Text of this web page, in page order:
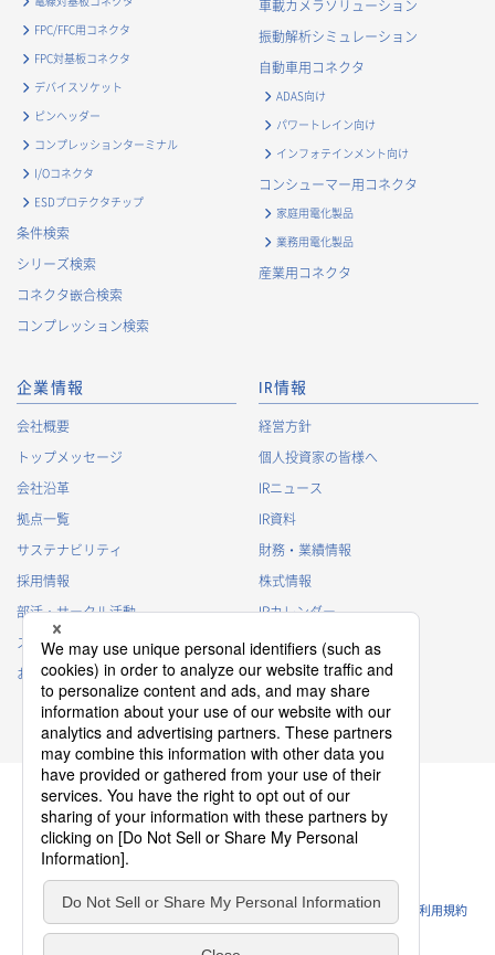
FPC/FFC用コネクタ
FPC対基板コネクタ
デバイスソケット
ピンヘッダー
コンプレッションターミナル
I/Oコネクタ
ESDプロテクタチップ
条件検索
シリーズ検索
コネクタ嵌合検索
コンプレッション検索
車載カメラソリューション
振動解析シミュレーション
自動車用コネクタ
ADAS向け
パワートレイン向け
インフォテインメント向け
コンシューマー用コネクタ
家庭用電化製品
業務用電化製品
産業用コネクタ
企業情報
会社概要
トップメッセージ
会社沿革
拠点一覧
サステナビリティ
採用情報
部活・サークル活動
スポンサー活動
お問い合わせ
IR情報
経営方針
個人投資家の皆様へ
IRニュース
IR資料
財務・業績情報
株式情報
IRカレンダー
IRに関するよくあるご質問
IRポリシー
免責事項
プライバシーポリシー
クッキーポリシー
ソーシャルメディアポリシー
ウェブサイトのご利用条件 利用規約